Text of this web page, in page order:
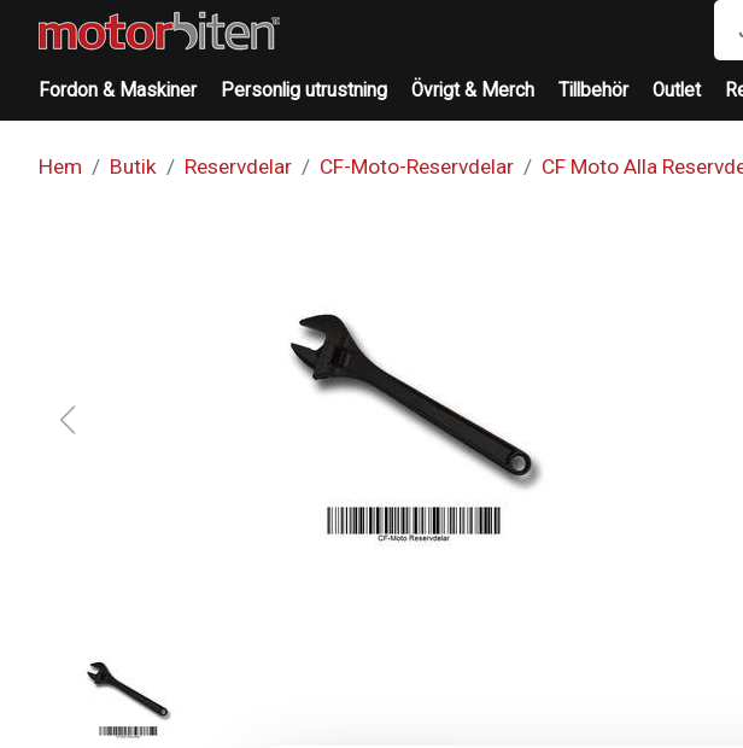
Fordon & Maskiner Personlig utrustning Övrigt & Merch Tillbehör Outlet
Hem Butik Reservdelar CF-Moto-Reservdelar CF Moto Alla